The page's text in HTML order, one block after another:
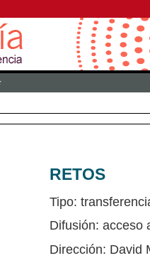
RETOS
Tipo:
Difusión: acceso
Dirección: David